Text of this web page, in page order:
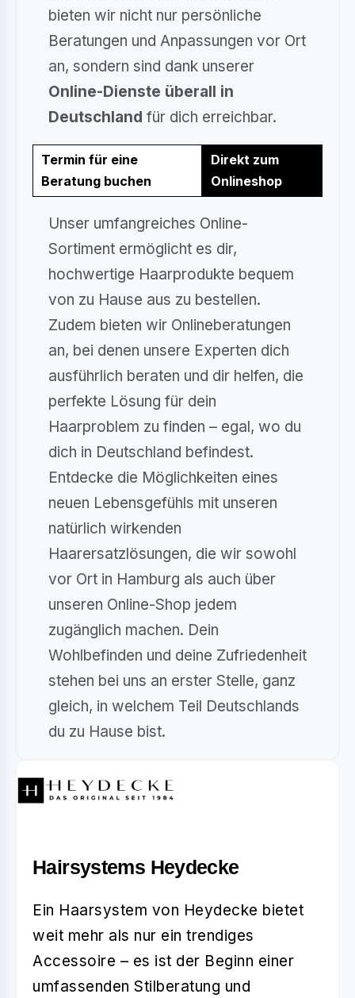
bieten wir nicht nur persönliche
Beratungen und Anpassungen vor Ort
an, sondern sind dank unserer
Online-Dienste überall in
Deutschland für dich erreichbar.
Termin für eine
Beratung buchen
Direkt zum
Onlineshop
Unser umfangreiches Online-
Sortiment ermöglicht es dir,
hochwertige Haarprodukte bequem
von zu Hause aus zu bestellen.
Zudem bieten wir Onlineberatungen
an, bei denen unsere Experten dich
ausführlich beraten und dir helfen, die
perfekte Lösung für dein
Haarproblem zu finden – egal, wo du
dich in Deutschland befindest.
Entdecke die Möglichkeiten eines
neuen Lebensgefühls mit unseren
natürlich wirkenden
Haarersatzlösungen, die wir sowohl
vor Ort in Hamburg als auch über
unseren Online-Shop jedem
zugänglich machen. Dein
Wohlbefinden und deine Zufriedenheit
stehen bei uns an erster Stelle, ganz
gleich, in welchem Teil Deutschlands
du zu Hause bist.
Hairsystems Heydecke
Ein Haarsystem von Heydecke bietet
weit mehr als nur ein trendiges
Accessoire – es ist der Beginn einer
umfassenden Stilberatung und